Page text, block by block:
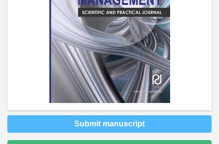
Submit manuscript